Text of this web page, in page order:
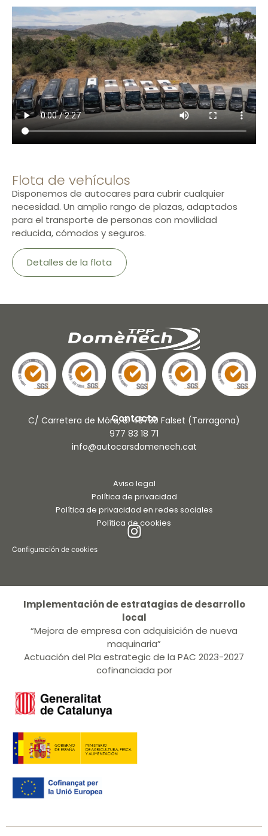
Flota de vehículos
Disponemos de autocares para cubrir cualquier
necesidad. Un amplio rango de plazas, adaptados
para el transporte de personas con movilidad
reducida, cómodos y seguros.
Detalles de la flota
Contacto
C/ Carretera de Móra, 8. 43730 Falset (Tarragona)
977 83 18 71
info@autocarsdomenech.cat
Aviso legal
Política de privacidad
Política de privacidad en redes sociales
Política de cookies
Configuración de cookies
Implementación de estratagias de desarrollo
local
“Mejora de empresa con adquisición de nueva
maquinaria”
Actuación del Pla estrategic de la PAC 2023-2027
cofinanciada por